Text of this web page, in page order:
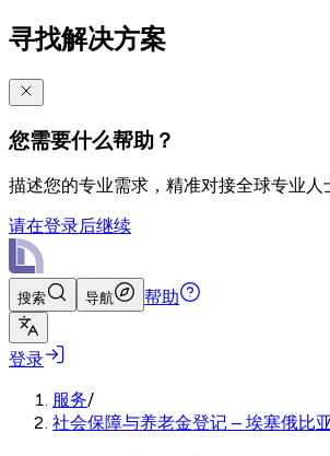
寻找解决方案
您需要什么帮助？
描述您的专业需求，精准对接全球专业人
请在登录后继续
搜索 导航 帮助
登录
服务/
社会保障与养老金登记 – 埃塞俄比